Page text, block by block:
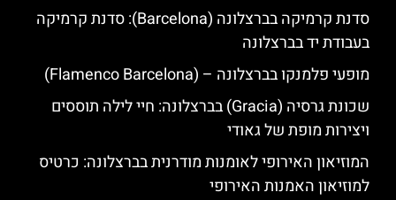
סדנת קרמיקה בברצלונה (Barcelona): סדנת קרמיקה
בעבודת יד בברצלונה
מופעי פלמנקו בברצלונה – (Flamenco Barcelona)
שכונת גרסיה (Gracia) בברצלונה: חיי לילה תוססים
ויצירות מופת של גאודי
המוזיאון האירופי לאומנות מודרנית בברצלונה: כרטיס
למוזיאון האמנות האירופי